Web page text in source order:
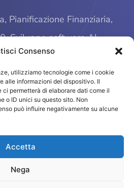
Consenso
utilizziamo tecnologie come i cookie
alle informazioni del dispositivo. Il
permetterà di elaborare dati come il
o ID unici su questo sito. Non
può influire negativamente su alcune
Accetta
Nega
Pianificazione Finanziaria,
Sviluppo software AI
4 – 20124 Milano